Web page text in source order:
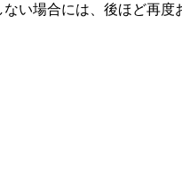
い場合には、後ほど再度